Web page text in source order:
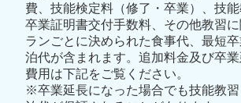
費、技能検定料（修了・卒業）、技能
卒業証明書交付手数料、その他教習
ランごとに決められた食事代、最短
泊代が含まれます。追加料金及び卒
費用は下記をご覧ください。
※卒業延長になった場合でも技能教